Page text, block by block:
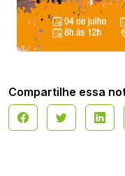
Compartilhe essa